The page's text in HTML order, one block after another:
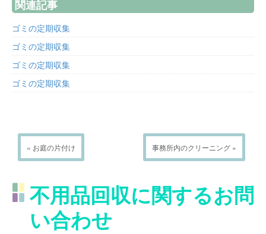
関連記事
ゴミの定期収集
ゴミの定期収集
ゴミの定期収集
ゴミの定期収集
« お庭の片付け 事務所内のクリーニング »
不用品回収に関するお問
い合わせ